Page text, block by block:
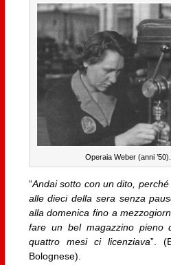
Operaia Weber (anni ’50).
“Andai sotto con un dito,
alle dieci della sera senza
alla domenica fino a
fare un bel magazzino
quattro mesi ci licenziava”.
Bolognese).